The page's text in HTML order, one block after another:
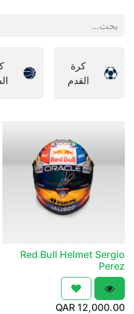
كرة
القدم
Red Bull Helmet Sergio
Perez
12,000.00